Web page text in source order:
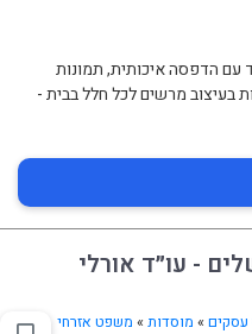
עם הדפסה איכותית, תמונות
בעיצוב מרשים לכל חלל בבית -
- עו״ד אורלי
עסקים » מוסדות» משפט אזרחי